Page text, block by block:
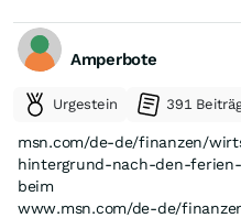
Amperbote
Urgestein 391
msn.com/de-de/finanzen/
hintergrund-nach-den-
beim
www.msn.com/de-de/